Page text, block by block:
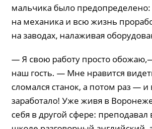
мальчика было предопределено:
на механика и всю жизнь
на заводах, налаживая
— Я свою работу просто
наш гость. — Мне нравится
сломался станок, а потом раз — и
заработало! Уже живя в
себя в другой сфере: преподавал